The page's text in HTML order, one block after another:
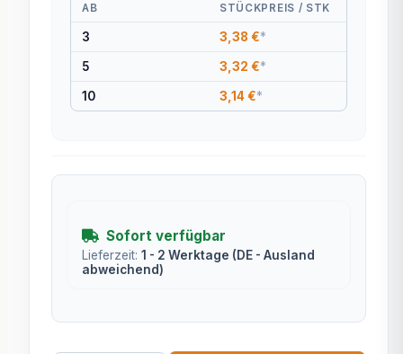
AB STÜCKPREIS / STK
3 3,38 €*
5 3,32 €*
10 3,14 €*
Sofort verfügbar
Lieferzeit: 1 - 2 Werktage (DE - Ausland
abweichend)